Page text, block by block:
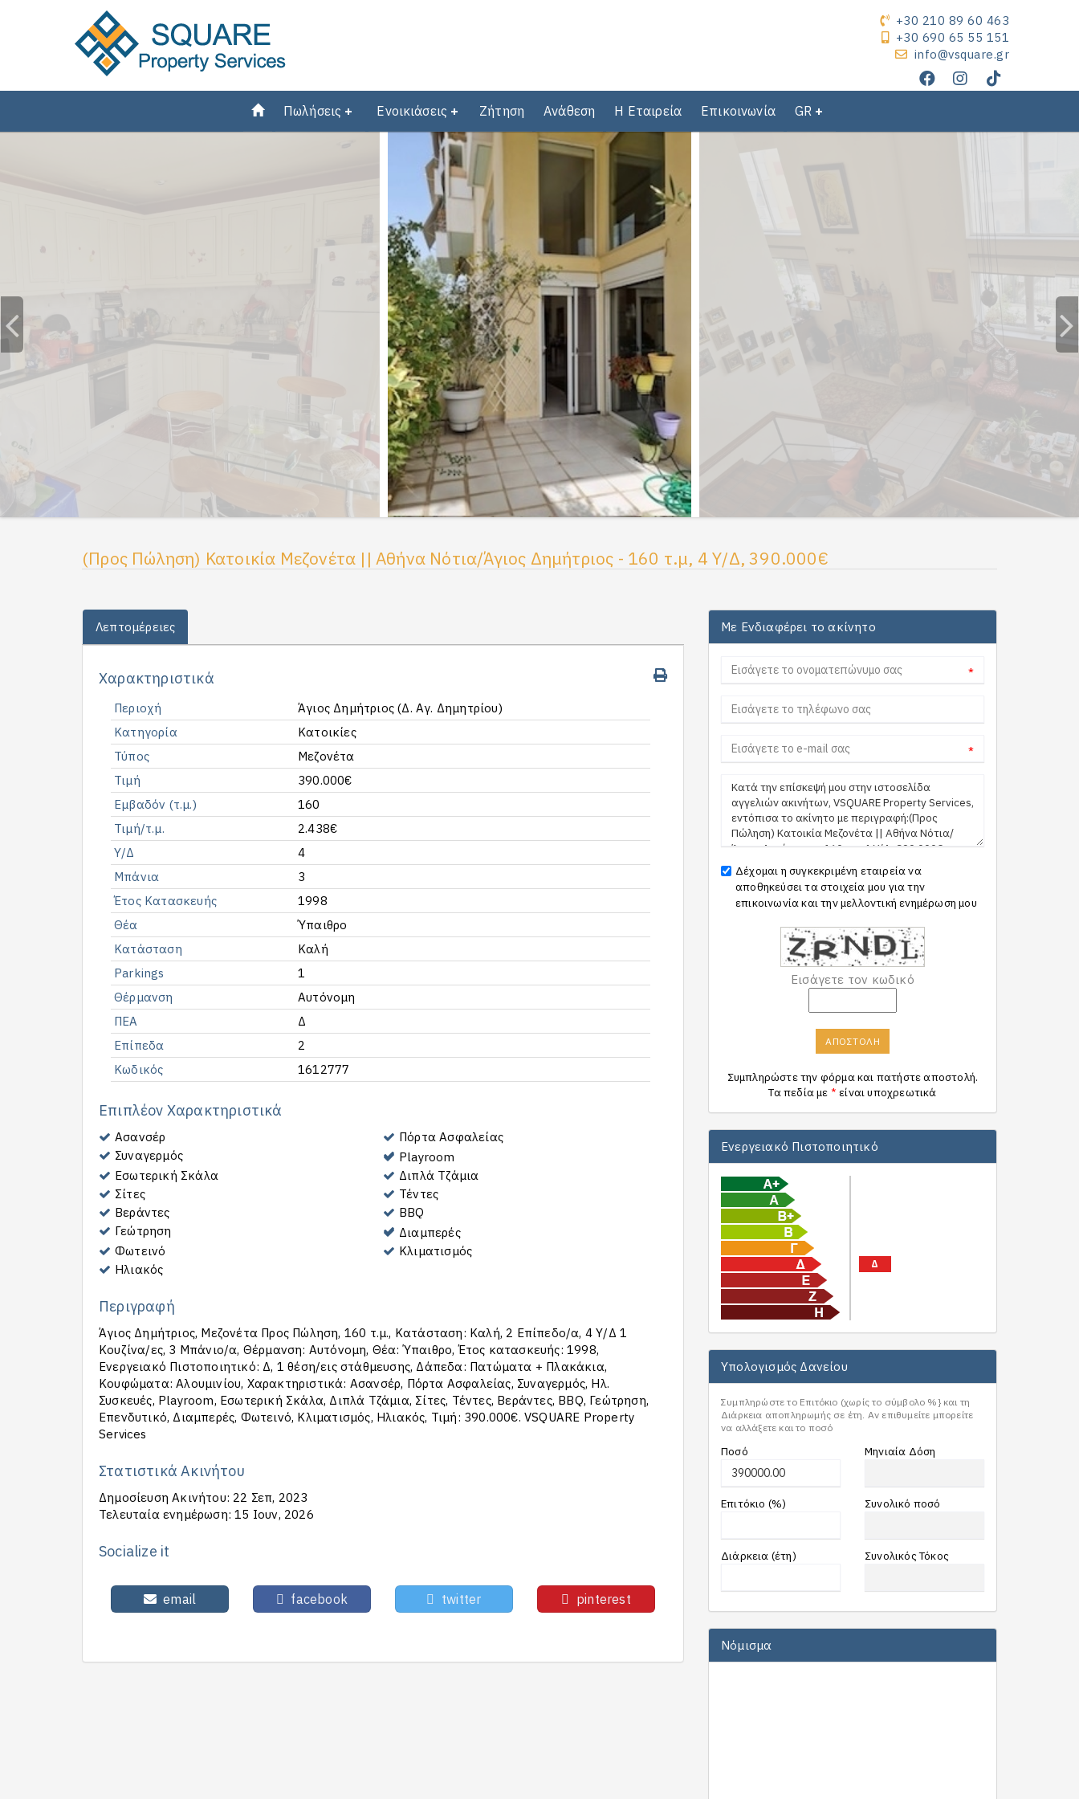
+30 210 89 60 463
+30 690 65 55 151
info@vsquare.gr
Πωλήσεις Ενοικιάσεις Ζήτηση Ανάθεση Η Εταιρεία Επικοινωνία GR
(Προς Πώληση) Κατοικία Μεζονέτα || Αθήνα Νότια/Άγιος Δημήτριος - 160 τ.μ, 4 Υ/Δ, 390.000€
Λεπτομέρειες
Χαρακτηριστικά
Περιοχή
Άγιος Δημήτριος (Δ. Αγ. Δημητρίου)
Κατηγορία
Κατοικίες
Τύπος
Μεζονέτα
Τιμή
390.000€
Εμβαδόν (τ.μ.)
160
Τιμή/τ.μ.
2.438€
Υ/Δ
4
Μπάνια
3
Έτος Κατασκευής
1998
Θέα
Ύπαιθρο
Κατάσταση
Καλή
Parkings
1
Θέρμανση
Αυτόνομη
ΠΕΑ
Δ
Επίπεδα
2
Κωδικός
1612777
Επιπλέον Χαρακτηριστικά
Ασανσέρ
Πόρτα Ασφαλείας
Συναγερμός
Playroom
Εσωτερική Σκάλα
Διπλά Τζάμια
Σίτες
Τέντες
Βεράντες
BBQ
Γεώτρηση
Διαμπερές
Φωτεινό
Κλιματισμός
Ηλιακός
Περιγραφή
Άγιος Δημήτριος, Μεζονέτα Προς Πώληση, 160 τ.μ., Κατάσταση: Καλή, 2 Επίπεδο/α, 4 Υ/Δ 1
Κουζίνα/ες, 3 Μπάνιο/α, Θέρμανση: Αυτόνομη, Θέα: Ύπαιθρο, Έτος κατασκευής: 1998,
Ενεργειακό Πιστοποιητικό: Δ, 1 θέση/εις στάθμευσης, Δάπεδα: Πατώματα + Πλακάκια,
Kουφώματα: Αλουμινίου, Χαρακτηριστικά: Ασανσέρ, Πόρτα Ασφαλείας, Συναγερμός, Ηλ.
Συσκευές, Playroom, Εσωτερική Σκάλα, Διπλά Τζάμια, Σίτες, Τέντες, Βεράντες, BBQ, Γεώτρηση,
Επενδυτικό, Διαμπερές, Φωτεινό, Κλιματισμός, Ηλιακός, Τιμή: 390.000€. VSQUARE Property
Services
Στατιστικά Ακινήτου
Δημοσίευση Ακινήτου: 22 Σεπ, 2023
Τελευταία ενημέρωση: 15 Ιουν, 2026
Socialize it
email facebook twitter pinterest
Με Ενδιαφέρει το ακίνητο
*
*
Δέχομαι η συγκεκριμένη εταιρεία να
αποθηκεύσει τα στοιχεία μου για την
επικοινωνία και την μελλοντική ενημέρωση μου
Εισάγετε τον κωδικό
ΑΠΟΣΤΟΛΗ
Συμπληρώστε την φόρμα και πατήστε αποστολή.
Τα πεδία με * είναι υποχρεωτικά
Ενεργειακό Πιστοποιητικό
Δ
Υπολογισμός Δανείου
Συμπληρώστε το Επιτόκιο (χωρίς το σύμβολο %} και τη
Διάρκεια αποπληρωμής σε έτη. Αν επιθυμείτε μπορείτε
να αλλάξετε και το ποσό
Ποσό
Επιτόκιο (%)
Διάρκεια (έτη)
Μηνιαία Δόση
Συνολικό ποσό
Συνολικός Τόκος
Νόμισμα